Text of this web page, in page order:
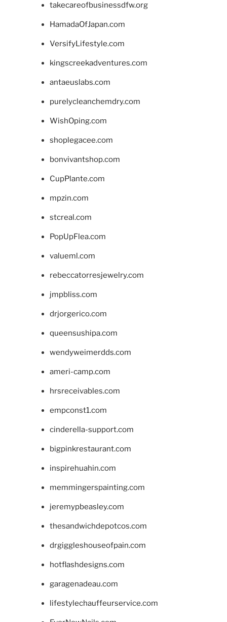
takecareofbusinessdfw.org
HamadaOfJapan.com
VersifyLifestyle.com
kingscreekadventures.com
antaeuslabs.com
purelycleanchemdry.com
WishOping.com
shoplegacee.com
bonvivantshop.com
CupPlante.com
mpzin.com
stcreal.com
PopUpFlea.com
valueml.com
rebeccatorresjewelry.com
jmpbliss.com
drjorgerico.com
queensushipa.com
wendyweimerdds.com
ameri-camp.com
hrsreceivables.com
empconst1.com
cinderella-support.com
bigpinkrestaurant.com
inspirehuahin.com
memmingerspainting.com
jeremypbeasley.com
thesandwichdepotcos.com
drgiggleshouseofpain.com
hotflashdesigns.com
garagenadeau.com
lifestylechauffeurservice.com